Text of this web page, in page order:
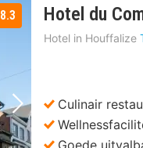
Volgende foto
8.3 Hotel du
Hotel in Houffalize
Culinair
Goede